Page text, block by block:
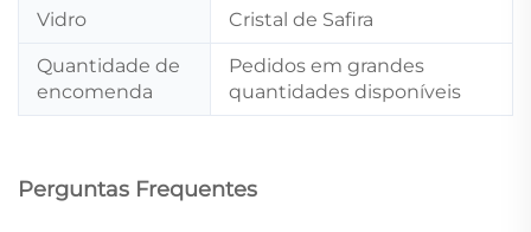
Vidro Cristal de Safira
Quantidade de
encomenda
Pedidos em grandes
quantidades disponíveis
Perguntas Frequentes